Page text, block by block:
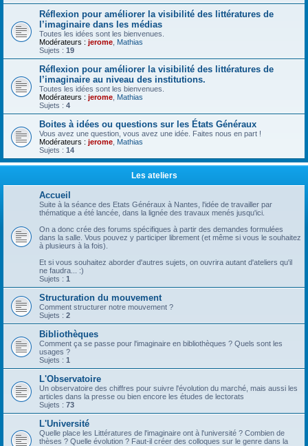
Réflexion pour améliorer la visibilité des littératures de
l’imaginaire dans les médias
Toutes les idées sont les bienvenues.
Modérateurs : jerome Mathias
Sujets : 19
Réflexion pour améliorer la visibilité des littératures de
l’imaginaire au niveau des institutions.
Toutes les idées sont les bienvenues.
Modérateurs : jerome Mathias
Sujets : 4
Boites à idées ou questions sur les États Généraux
Vous avez une question, vous avez une idée. Faites nous en part !
Modérateurs : jerome Mathias
Sujets : 14
Les ateliers
Accueil
Suite à la séance des Etats Généraux à Nantes, l'idée de travailler par
thématique a été lancée, dans la lignée des travaux menés jusqu'ici.
On a donc crée des forums spécifiques à partir des demandes formulées
dans la salle. Vous pouvez y participer librement (et même si vous le souhaitez
à plusieurs à la fois).
Et si vous souhaitez aborder d'autres sujets, on ouvrira autant d'ateliers qu'il
ne faudra... :)
Sujets : 1
Structuration du mouvement
Comment structurer notre mouvement ?
Sujets : 2
Bibliothèques
Comment ça se passe pour l'imaginaire en bibliothèques ? Quels sont les
usages ?
Sujets : 1
L'Observatoire
Un observatoire des chiffres pour suivre l'évolution du marché, mais aussi les
articles dans la presse ou bien encore les études de lectorats
Sujets : 73
L'Université
Quelle place les Littératures de l'imaginaire ont à l'université ? Combien de
thèses ? Quelle évolution ? Faut-il créer des colloques sur le genre dans la